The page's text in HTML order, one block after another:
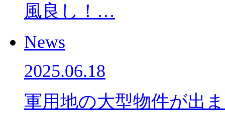
風良し！…
News
2025.06.18
軍用地の大型物件が出